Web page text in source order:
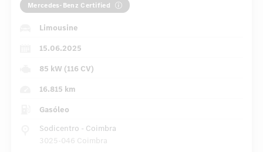
Mercedes-Benz Certified
Limousine
15.06.2025
85 kW (116 CV)
16.815 km
Gasóleo
Sodicentro - Coimbra
3025-046 Coimbra